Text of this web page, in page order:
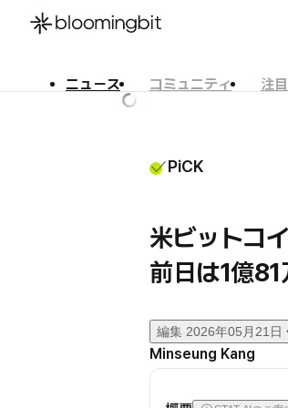
ニュース コミュニティ
注
PiCK
米ビットコ
前日は1億81
編集 2026年05月21日
Minseung Kang